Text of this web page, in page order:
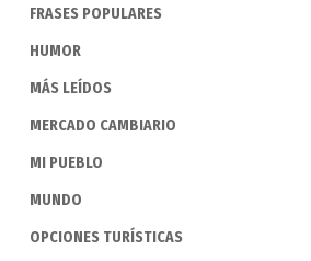
FRASES POPULARES
HUMOR
MÁS LEÍDOS
MERCADO CAMBIARIO
MI PUEBLO
MUNDO
OPCIONES TURÍSTICAS